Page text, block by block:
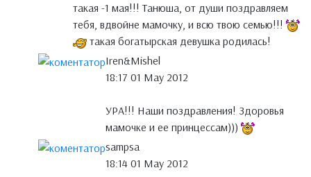
такая -1 мая!!! Танюша, от души поздравляем
тебя, вдвойне мамочку, и всю твою семью!!!
такая богатырская девушка родилась!
Iren&Mishel
18:17 01 May 2012
УРА!!! Наши поздравления! Здоровья
мамочке и ее принцессам)))
sampsa
18:14 01 May 2012